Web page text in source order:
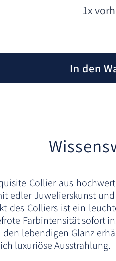
1x
In den
Collier aus
edler Juwelierskunst
des Colliers ist ein
Farbintensität sofort
den lebendigen Glanz
luxuriöse Ausstrahlung.